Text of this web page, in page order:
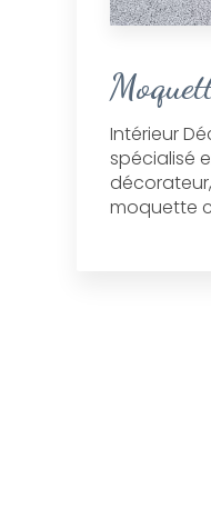
Intérieur
spécialisé
moquette